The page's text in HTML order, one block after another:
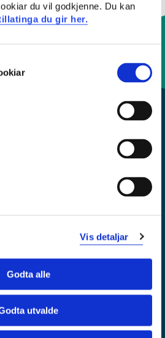
du vil godkjenne. Du kan
du gir her.
Vis detaljar
Godta alle
utvalde